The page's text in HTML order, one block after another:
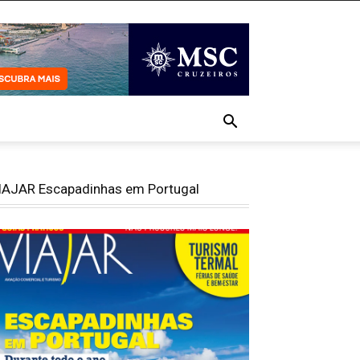
Escapadinhas em Portugal